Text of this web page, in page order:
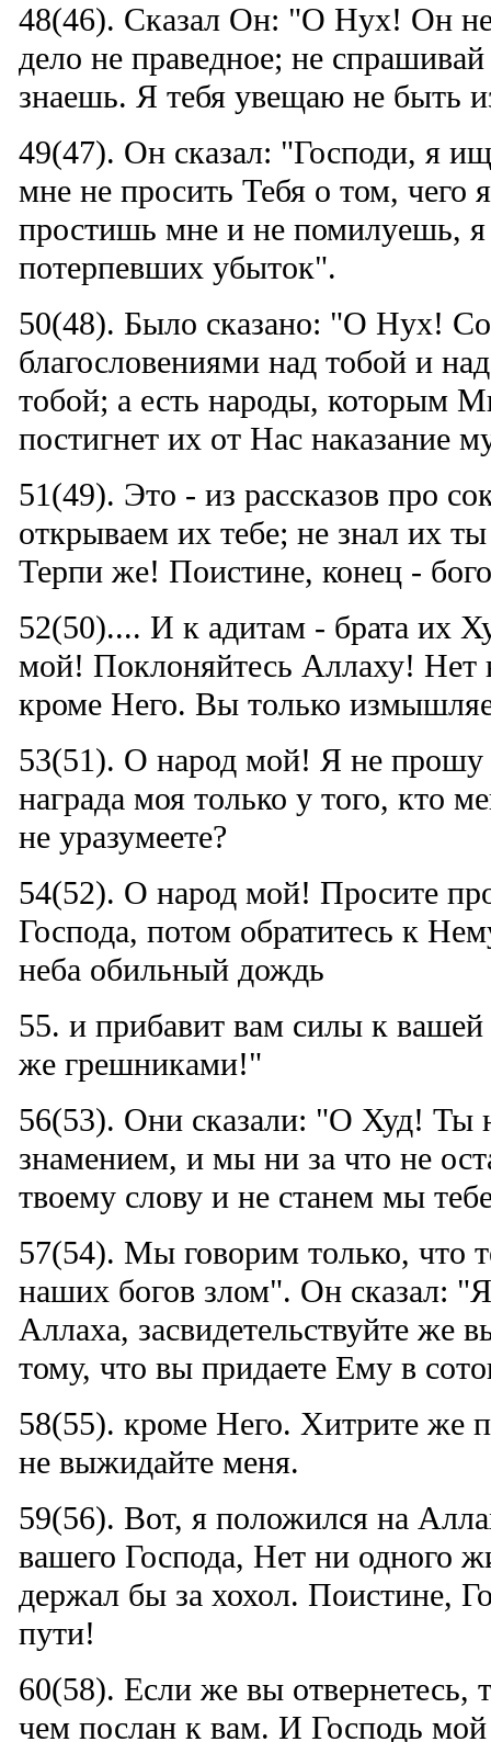
48(46). Сказал Он: "О Нух! Он не
дело не праведное; не
знаешь. Я тебя увещаю не быть
49(47). Он сказал: "Господи, я
мне не просить Тебя о том, чего
простишь мне и не помилуешь, я
потерпевших убыток".
50(48). Было сказано: "О Нух!
благословениями над тобой и
тобой; а есть народы, которым
постигнет их от Нас наказание
51(49). Это - из рассказов про
открываем их тебе; не знал их
Терпи же! Поистине, конец -
52(50).... И к адитам - брата их
мой! Поклоняйтесь Аллаху! Нет
кроме Него. Вы только
53(51). О народ мой! Я не прошу
награда моя только у того, кто
не уразумеете?
54(52). О народ мой! Просите
Господа, потом обратитесь к
неба обильный дождь
55. и прибавит вам силы к вашей
же грешниками!"
56(53). Они сказали: "О Худ! Ты
знамением, и мы ни за что не
твоему слову и не станем мы
57(54). Мы говорим только, что
наших богов злом". Он сказал:
Аллаха, засвидетельствуйте же
тому, что вы придаете Ему в
58(55). кроме Него. Хитрите же
не выжидайте меня.
59(56). Вот, я положился на
вашего Господа, Нет ни одного
держал бы за хохол. Поистине,
пути!
60(58). Если же вы отвернетесь,
чем послан к вам. И Господь